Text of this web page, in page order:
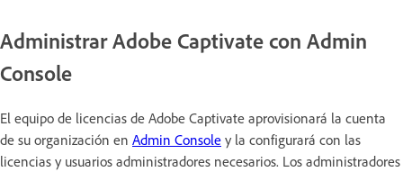
Administrar Adobe Captivate con Admin
Console
El equipo de licencias de Adobe Captivate aprovisionará la cuenta
de su organización en Admin Console y la configurará con las
licencias y usuarios administradores necesarios. Los administradores